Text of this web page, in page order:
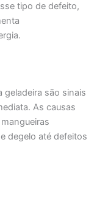
tipo de defeito,
geladeira são sinais
As causas
degelo até defeitos